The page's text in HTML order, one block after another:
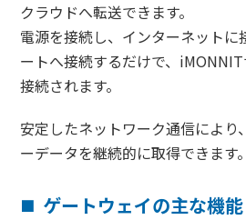
クラウドへ転送できます。
電源を接続し、インターネット
ートへ接続するだけで、
接続されます。
安定したネットワーク通信により
ーデータを継続的に取得できます。
ゲートウェイの主な機能